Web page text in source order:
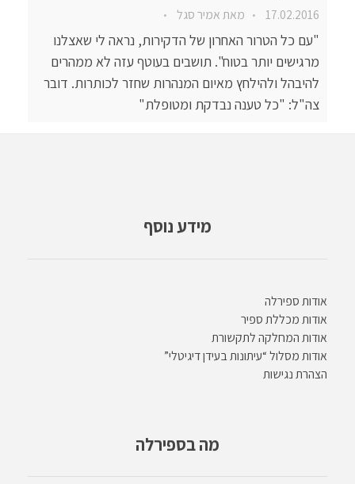
17.02.2016 מאתאמיר סגל
"עם כל הטרור האחרון של הדקירות, נראה לי שאצלנו
מרגישים יותר בטוח". תושבים בעוטף עזה לא ממהרים
להיבהל ולהילחץ מאיום המנהרות שחזר לכותרות. דובר
צה"ל: "כל טענה נבדקת ומטופלת"
מידע נוסף
אודות ספירלה
אודות מכללת ספיר
אודות המחלקה לתקשורת
אודות מסלול “עיתונות בעידן דיגיטלי”
הצהרת נגישות
מה בספירלה